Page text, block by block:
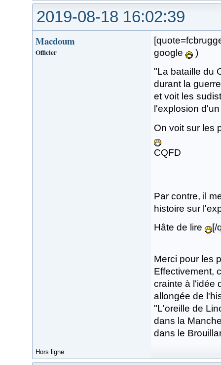
2019-08-18 16:02:39
Macdoum
Officier
google
)
"La bataille du
durant la
et voit les
l'explosion
On voit sur les
CQFD
Par contre, il
histoire sur
Hâte de lire
[/
Merci pour les
Effectivement,
crainte à l'idée
allongée de
"L'oreille de
dans la
dans le
Hors ligne